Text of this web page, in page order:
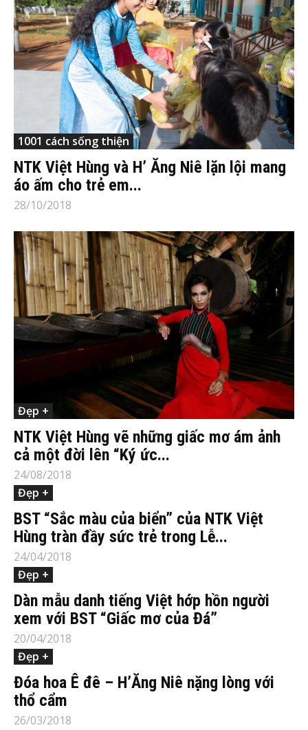
1001 cách sống thiện
NTK Việt Hùng và H’ Ăng Niê lặn lội mang
áo ấm cho trẻ em...
28/10/2018
Đẹp +
NTK Việt Hùng vẽ những giấc mơ ám ảnh
cả một đời lên “Ký ức...
24/08/2018
Đẹp +
BST “Sắc màu của biển” của NTK Việt
Hùng tràn đầy sức trẻ trong Lễ...
24/04/2018
Đẹp +
Dàn mẫu danh tiếng Việt hớp hồn người
xem với BST “Giấc mơ của Đá”
20/04/2018
Đẹp +
Đóa hoa Ê đê – H’Ăng Niê nặng lòng với
thổ cẩm
26/03/2018